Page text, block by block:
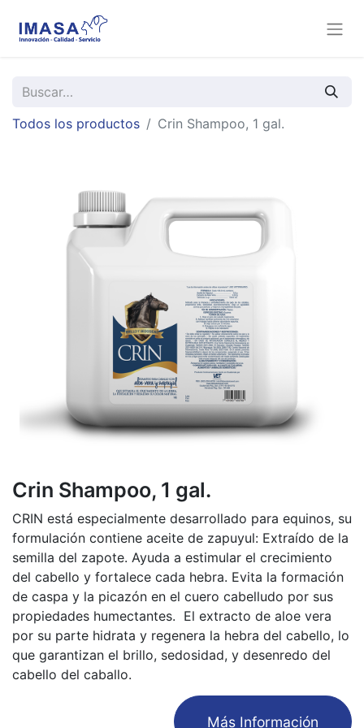
Todos los productos Crin Shampoo, 1 gal.
Crin Shampoo, 1 gal.
CRIN está especialmente desarrollado para equinos, su
formulación contiene aceite de zapuyul: Extraído de la
semilla del zapote. Ayuda a estimular el crecimiento
del cabello y fortalece cada hebra. Evita la formación
de caspa y la picazón en el cuero cabelludo por sus
propiedades humectantes. El extracto de aloe vera
por su parte hidrata y regenera la hebra del cabello, lo
que garantizan el brillo, sedosidad, y desenredo del
cabello del caballo.
​Más Información